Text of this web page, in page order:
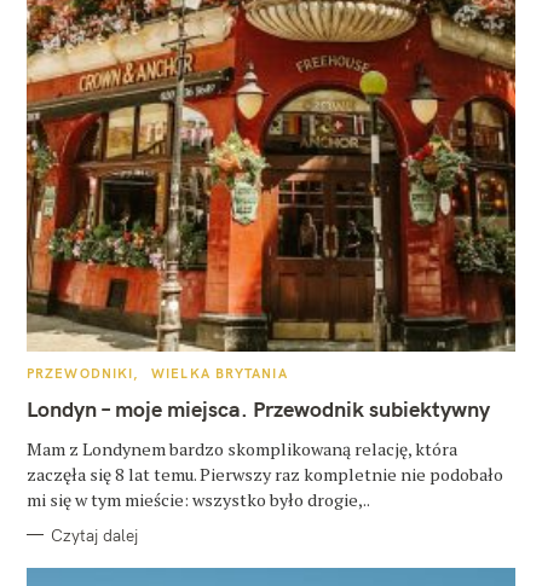
K
T
E
O
R
I
PRZEWODNIKI WIELKA BRYTANIA
Londyn – moje miejsca. Przewodnik subiektywny
Mam z Londynem bardzo skomplikowaną relację, która
zaczęła się 8 lat temu. Pierwszy raz kompletnie nie podobało
mi się w tym mieście: wszystko było drogie,..
Czytaj dalej